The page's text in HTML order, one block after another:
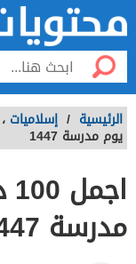
الرئيسية / إسلاميات ،
يوم مدرسة 1447
مدرسة 1447